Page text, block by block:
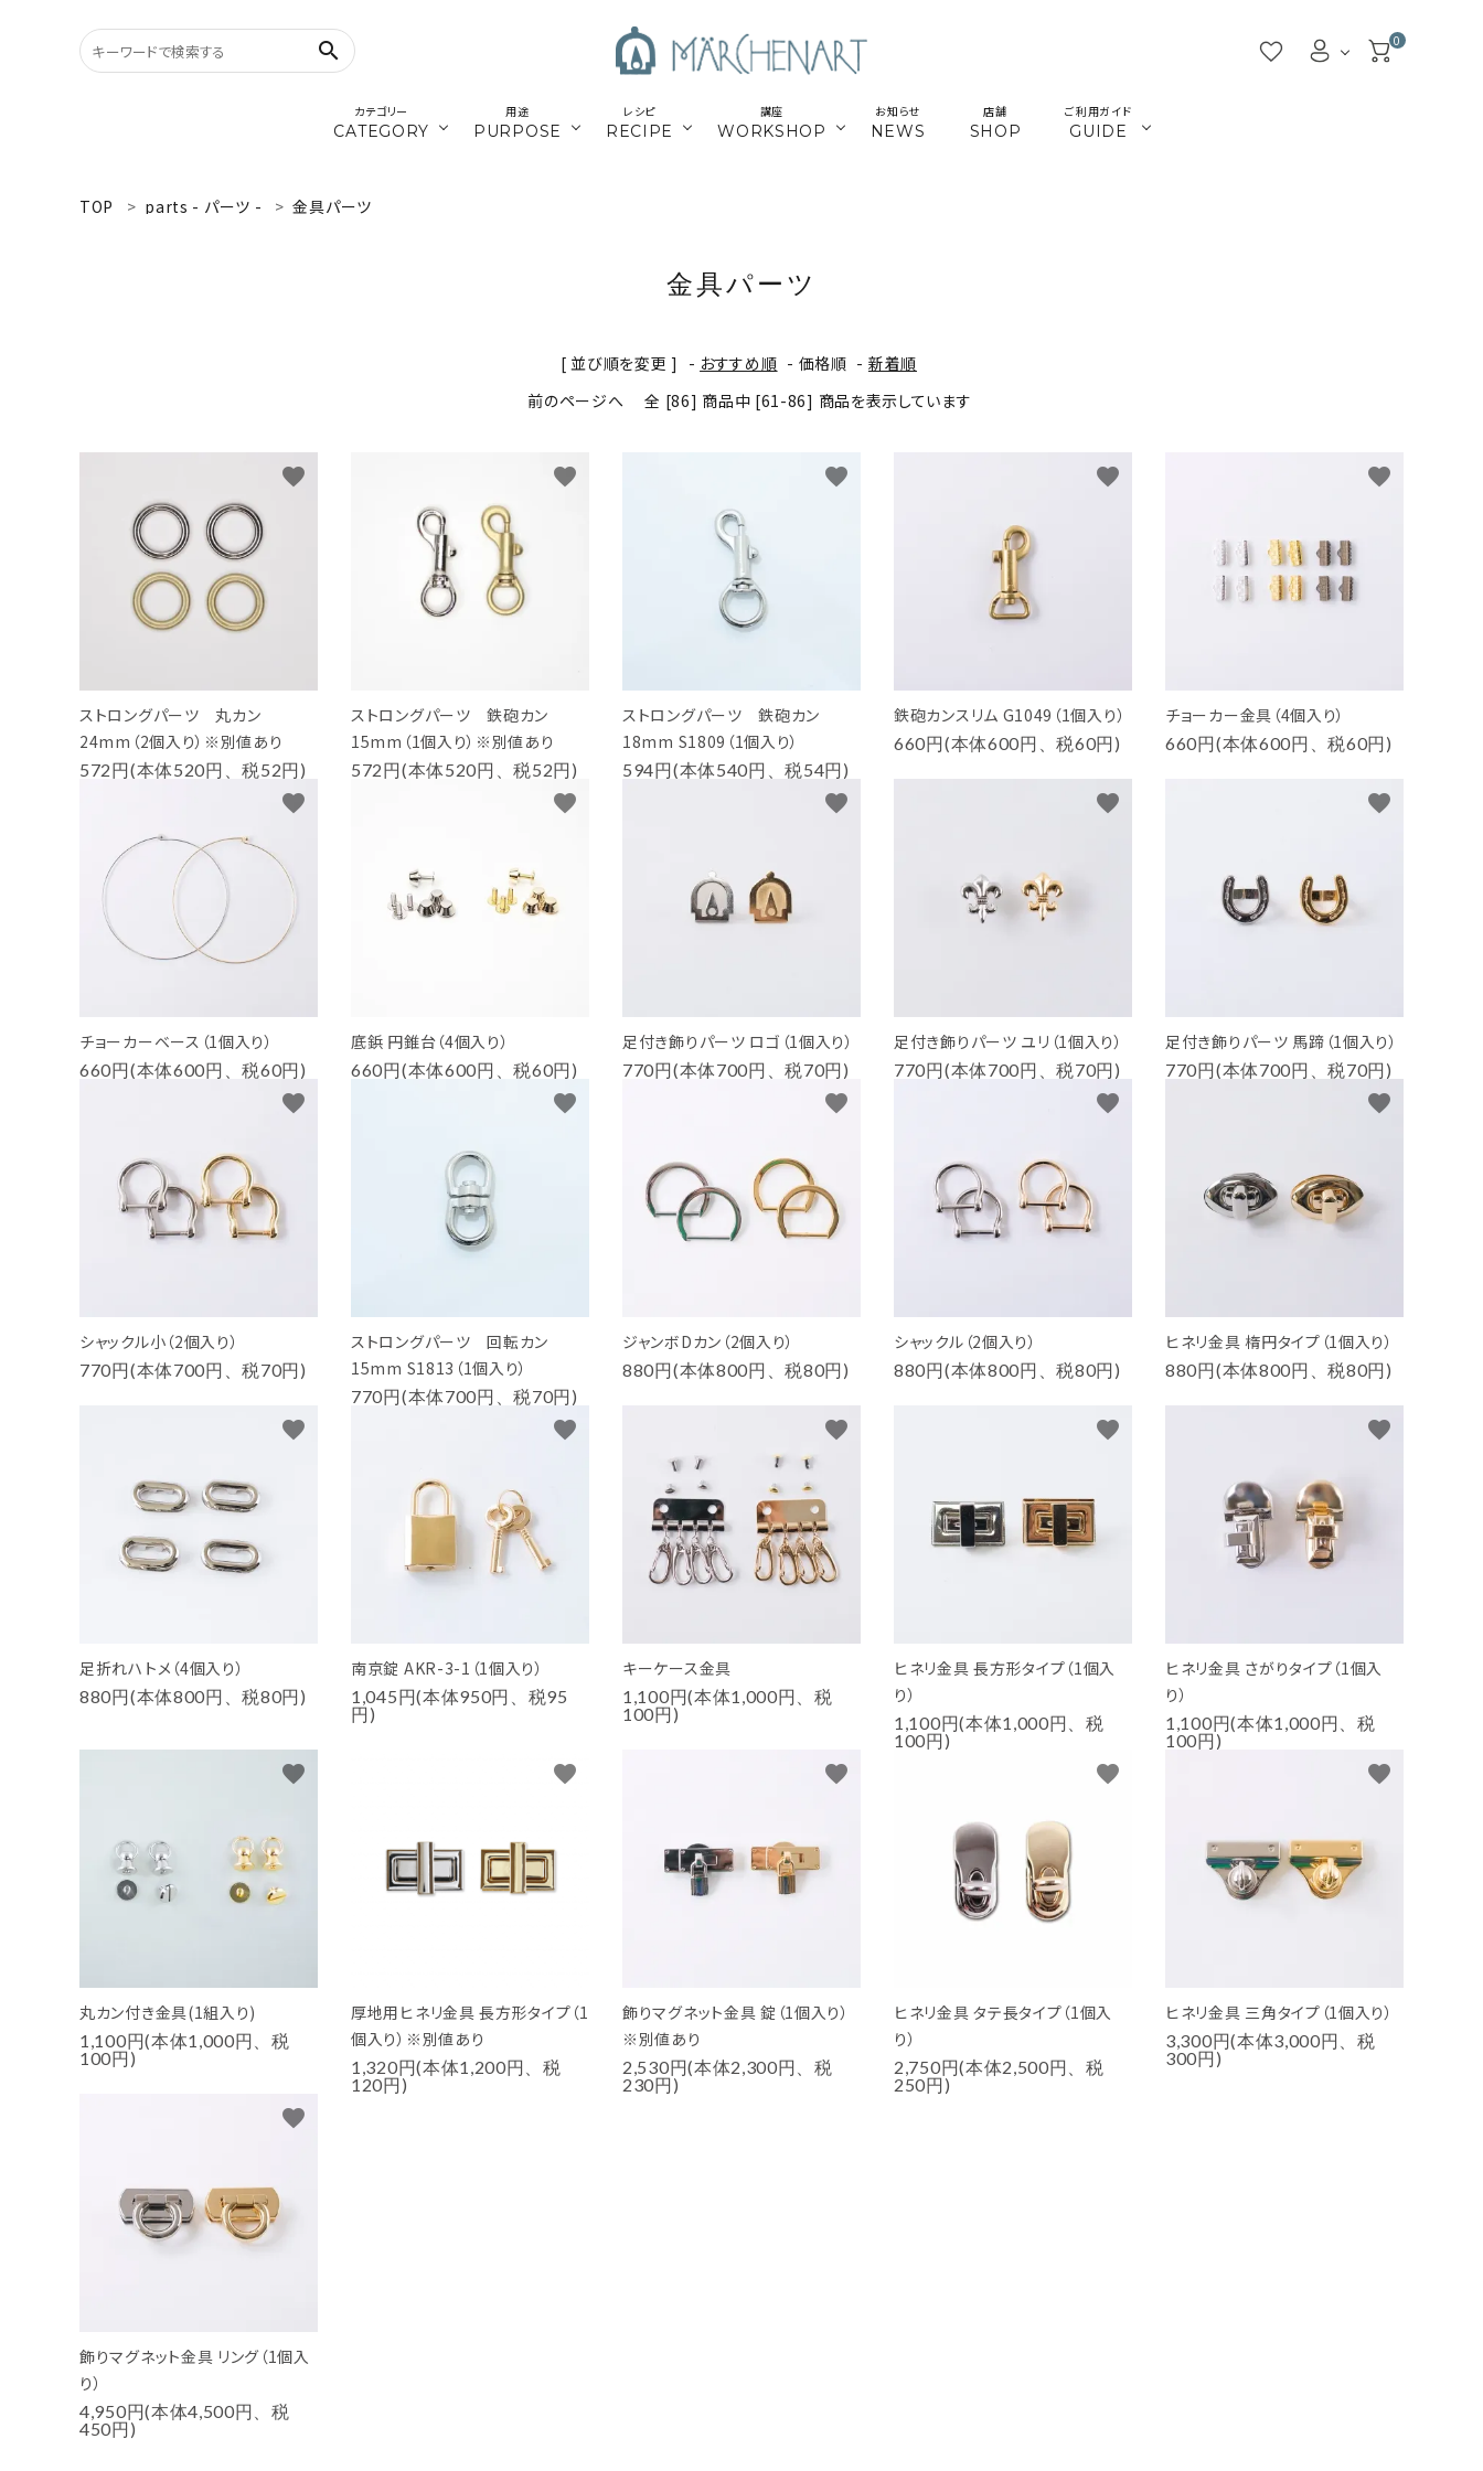
search 0
カテゴリー
CATEGORY
用途
PURPOSE
パワーストーン シルバー
留めパーツ お得な業務用 アウトレット 割引除外品
レシピ
RECIPE
講座
WORKSHOP
お知らせ
NEWS
店舗
SHOP
ご利用ガイド
GUIDE
search
カテゴリーから探す
TOP parts - パーツ - 金具パーツ
金具パーツ
[ 並び順を変更 ] - おすすめ順 - 価格順 - 新着順
前のページへ
全 [86] 商品中 [61-86] 商品を表示しています
ストロングパーツ 丸カン
24mm（2個入り）※別値あり
572円(本体520円、税52円)
favorite
ストロングパーツ 鉄砲カン
15mm（1個入り）※別値あり
572円(本体520円、税52円)
favorite
ストロングパーツ 鉄砲カン
18mm S1809（1個入り）
594円(本体540円、税54円)
favorite
鉄砲カンスリム G1049（1個入り）
660円(本体600円、税60円)
favorite
チョーカー金具（4個入り）
660円(本体600円、税60円)
favorite
チョーカーベース（1個入り）
660円(本体600円、税60円)
favorite
底鋲 円錐台（4個入り）
660円(本体600円、税60円)
favorite
足付き飾りパーツ ロゴ（1個入り）
770円(本体700円、税70円)
favorite
足付き飾りパーツ ユリ（1個入り）
770円(本体700円、税70円)
favorite
足付き飾りパーツ 馬蹄（1個入り）
770円(本体700円、税70円)
favorite
シャックル小（2個入り）
770円(本体700円、税70円)
favorite
ストロングパーツ 回転カン
15mm S1813（1個入り）
770円(本体700円、税70円)
favorite
ジャンボDカン（2個入り）
880円(本体800円、税80円)
favorite
シャックル（2個入り）
880円(本体800円、税80円)
favorite
ヒネリ金具 楕円タイプ（1個入り）
880円(本体800円、税80円)
favorite
足折れハトメ（4個入り）
880円(本体800円、税80円)
favorite
南京錠 AKR-3-1（1個入り）
1,045円(本体950円、税95
円)
favorite
キーケース金具
1,100円(本体1,000円、税
100円)
favorite
ヒネリ金具 長方形タイプ（1個入
り）
1,100円(本体1,000円、税
100円)
favorite
ヒネリ金具 さがりタイプ（1個入
り）
1,100円(本体1,000円、税
100円)
favorite
丸カン付き金具(1組入り)
1,100円(本体1,000円、税
100円)
favorite
厚地用ヒネリ金具 長方形タイプ（1
個入り）※別値あり
1,320円(本体1,200円、税
120円)
favorite
飾りマグネット金具 錠（1個入り）
※別値あり
2,530円(本体2,300円、税
230円)
favorite
ヒネリ金具 タテ長タイプ（1個入
り）
2,750円(本体2,500円、税
250円)
favorite
ヒネリ金具 三角タイプ（1個入り）
3,300円(本体3,000円、税
300円)
favorite
飾りマグネット金具 リング（1個入
り）
4,950円(本体4,500円、税
450円)
favorite